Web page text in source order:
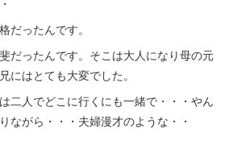
だったんです。
だったんです。そこは大人になり母の元
にはとても大変でした。
二人でどこに行くにも一緒で・・・やん
ながら・・・夫婦漫才のような・・